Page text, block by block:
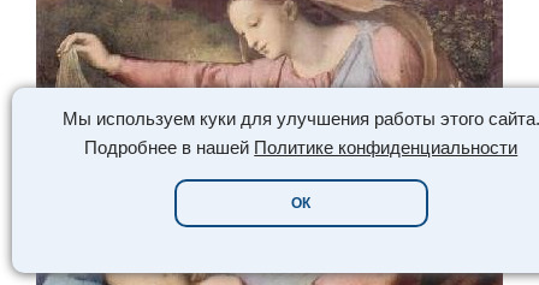
Мы используем куки для улучшения работы этого сайта.
Подробнее в нашей Политике конфиденциальности
ОК